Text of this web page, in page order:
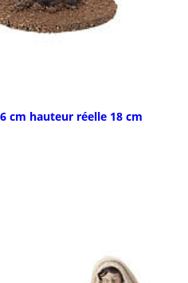
cm hauteur réelle 18 cm